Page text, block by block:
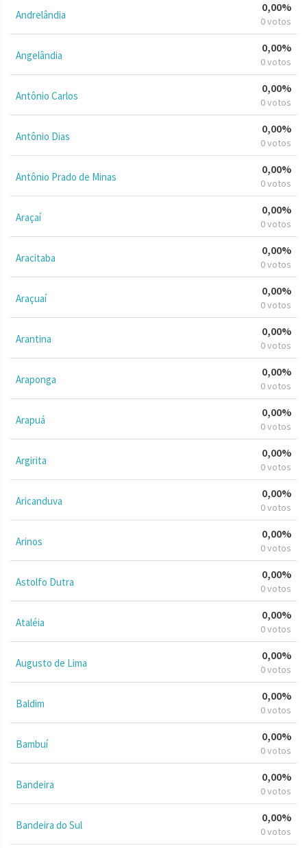
Andrelândia
0,00%
0 votos
Angelândia
0,00%
0 votos
Antônio Carlos
0,00%
0 votos
Antônio Dias
0,00%
0 votos
Antônio Prado de Minas
0,00%
0 votos
Araçaí
0,00%
0 votos
Aracitaba
0,00%
0 votos
Araçuaí
0,00%
0 votos
Arantina
0,00%
0 votos
Araponga
0,00%
0 votos
Arapuá
0,00%
0 votos
Argirita
0,00%
0 votos
Aricanduva
0,00%
0 votos
Arinos
0,00%
0 votos
Astolfo Dutra
0,00%
0 votos
Ataléia
0,00%
0 votos
Augusto de Lima
0,00%
0 votos
Baldim
0,00%
0 votos
Bambuí
0,00%
0 votos
Bandeira
0,00%
0 votos
Bandeira do Sul
0,00%
0 votos